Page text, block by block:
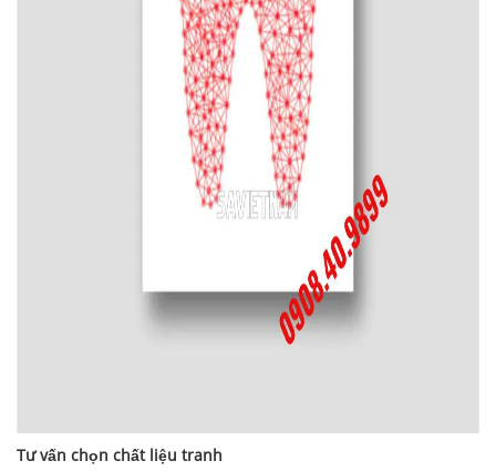
Tư vấn chọn chất liệu tranh